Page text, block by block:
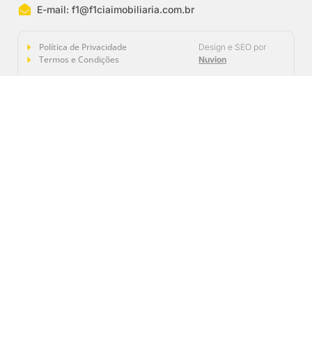
E-mail:f1@f1ciaimobiliaria.com.br
Política de Privacidade
Termos e Condições
Design e SEO por
Nuvion